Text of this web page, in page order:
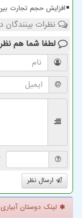
افزایش حجم تجارت بین ایران
نظرات
لطفا شما هم
=
ارسال نظر
لینک دوستان آبیاری